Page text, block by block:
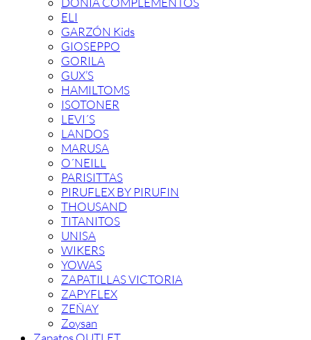
ELI
GARZÓN Kids
GIOSEPPO
GORILA
GUX’S
HAMILTOMS
ISOTONER
LEVI´S
LANDOS
MARUSA
O´NEILL
PARISITTAS
PIRUFLEX BY PIRUFIN
THOUSAND
TITANITOS
UNISA
WIKERS
YOWAS
ZAPATILLAS VICTORIA
ZAPYFLEX
ZEÑAY
Zoysan